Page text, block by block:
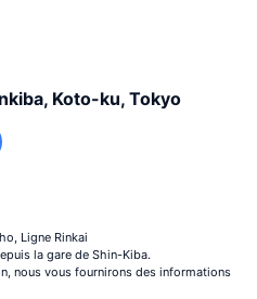
Koto-ku, Tokyo
Ligne Rinkai
la gare de Shin-Kiba.
nous vous fournirons des informations